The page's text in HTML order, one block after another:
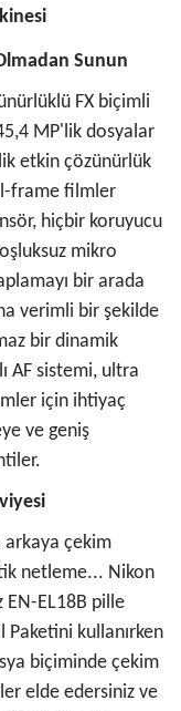
Sunun
FX biçimli
MP'lik dosyalar
etkin çözünürlük
frame filmler
hiçbir koruyucu
mikro
bir arada
verimli bir şekilde
bir dinamik
AF sistemi, ultra
için ihtiyaç
ve geniş
arkaya çekim
netleme... Nikon
EN-EL18B pille
Paketini kullanırken
biçiminde çekim
elde edersiniz ve